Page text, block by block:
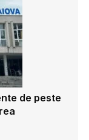
de peste